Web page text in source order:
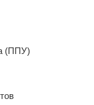
(ППУ)